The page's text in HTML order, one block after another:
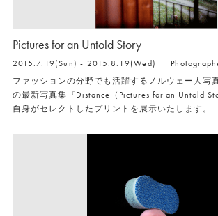
Pictures for an Untold Story
2015.7.19(Sun) - 2015.8.19(Wed)
ファッションの分野でも活躍するノルウェー人写
の最新写真集『Distance（Pictures for an Untold
自身がセレクトしたプリントを展示いたします。